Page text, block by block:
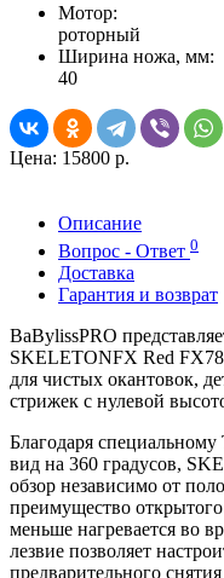
Мотор:
роторный
Ширина ножа, мм:
40
Цена: 15800 р.
Описание
Вопрос - Ответ 0
Доставка
Гарантия и возврат
BaBylissPRO
SKELETONFX Red
для чистых окантовок,
стрижек с нулевой
Благодаря
вид на 360 градусов,
обзор независимо от
преимущество
меньше нагревается во
лезвие позволяет
предварительного